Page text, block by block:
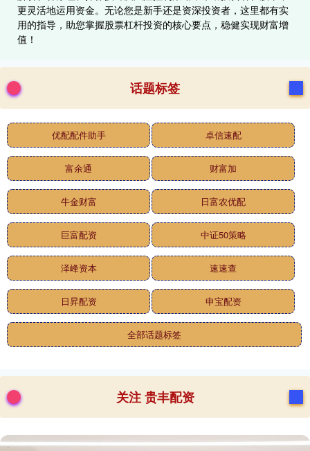
更灵活地运用资金。无论您是新手还是资深投资者，这里都有实
用的指导，助您掌握股票杠杆投资的核心要点，稳健实现财富增
值！
话题标签
优配配件助手 卓信速配
富余通 财富加
牛金财富 日富农优配
巨富配资 中证50策略
泽峰资本 速速查
日昇配资 申宝配资
全部话题标签
关注 贵丰配资